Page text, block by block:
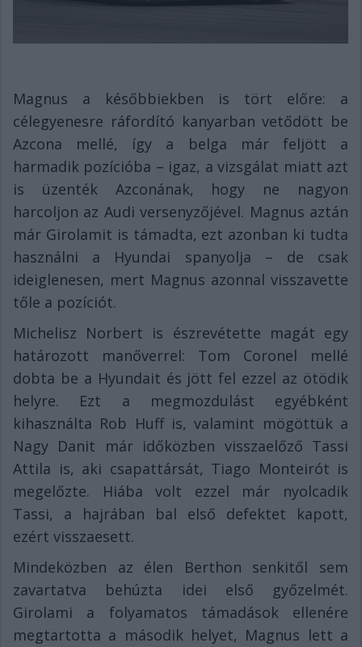
Magnus a későbbiekben is tört előre: a
célegyenesre ráfordító kanyarban vetődött be
Azcona mellé, így a belga már feljött a
harmadik pozícióba – igaz, a vizsgálat miatt azt
is üzenték Azconának, hogy ne nagyon
harcoljon az Audi versenyzőjével. Magnus aztán
már Girolamit is támadta, ezt azonban ki tudta
használni a Hyundai spanyolja – de csak
ideiglenesen, mert Magnus azonnal visszavette
tőle a pozíciót.
Michelisz Norbert is észrevétette magát egy
határozott manőverrel: Tom Coronel mellé
dobta be a Hyundait és jött fel ezzel az ötödik
helyre. Ezt a megmozdulást egyébként
kihasználta Rob Huff is, valamint mögöttük a
Nagy Danit már időközben visszaelőző Tassi
Attila is, aki csapattársát, Tiago Monteirót is
megelőzte. Hiába volt ezzel már nyolcadik
Tassi, a hajrában bal első defektet kapott,
ezért visszaesett.
Mindeközben az élen Berthon senkitől sem
zavartatva behúzta idei első győzelmét.
Girolami a folyamatos támadások ellenére
megtartotta a második helyet, Magnus lett a